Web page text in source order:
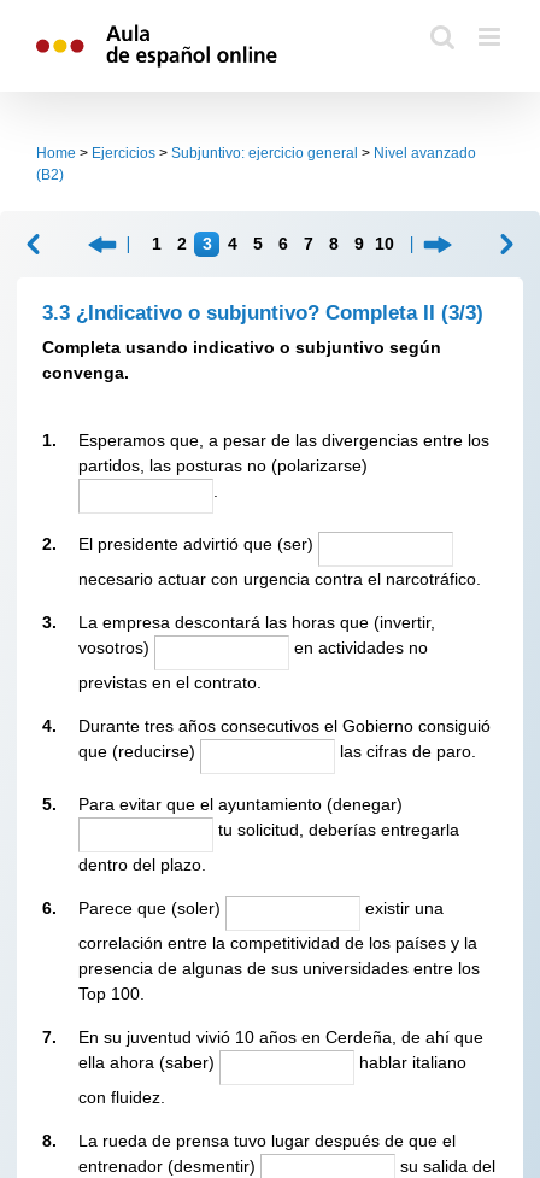
Home > Ejercicios > Subjuntivo: ejercicio general > Nivel avanzado
(B2)
1 2 3 4 5 6 7 8 9 10
3.3 ¿Indicativo o subjuntivo? Completa II (3/3)
Completa usando indicativo o subjuntivo según
convenga.
1.
Esperamos que, a pesar de las divergencias entre los
partidos, las posturas no (polarizarse)
.
2.
El presidente advirtió que (ser)
necesario actuar con urgencia contra el narcotráfico.
3.
La empresa descontará las horas que (invertir,
vosotros)
en actividades no
previstas en el contrato.
4.
Durante tres años consecutivos el Gobierno consiguió
que (reducirse)
las cifras de paro.
5.
Para evitar que el ayuntamiento (denegar)
tu solicitud, deberías entregarla
dentro del plazo.
6. Parece que (soler)
existir una
correlación entre la competitividad de los países y la
presencia de algunas de sus universidades entre los
Top 100.
7.
En su juventud vivió 10 años en Cerdeña, de ahí que
ella ahora (saber)
hablar italiano
con fluidez.
8.
La rueda de prensa tuvo lugar después de que el
entrenador (desmentir)
su salida del